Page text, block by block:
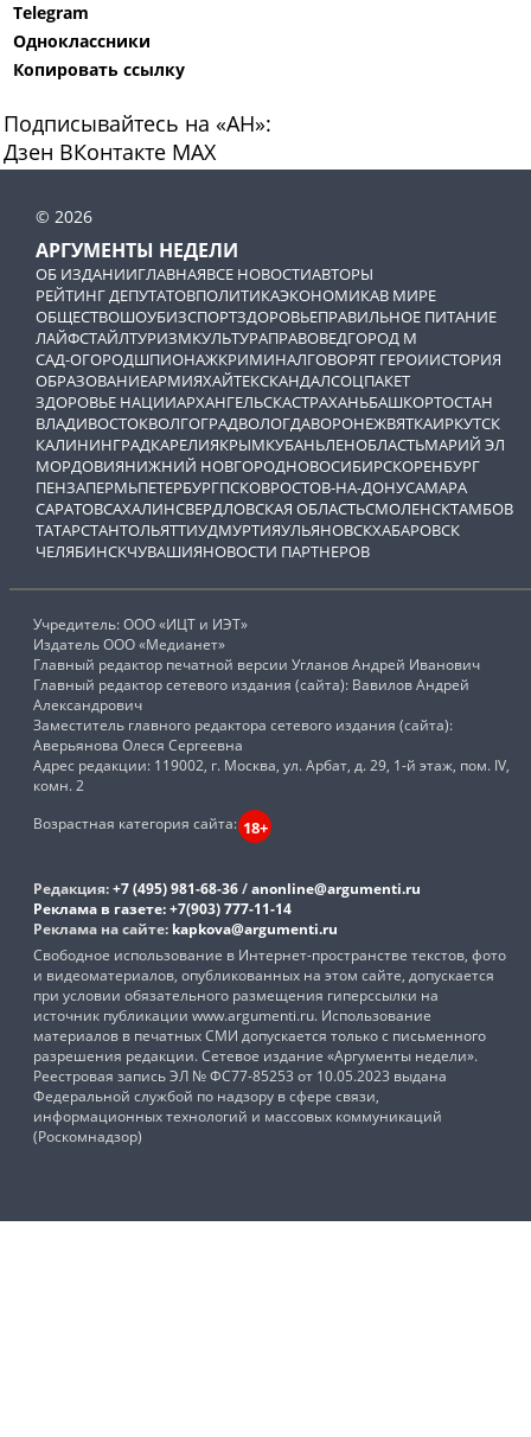
Telegram
Одноклассники
Копировать ссылку
Подписывайтесь на «АН»:
Дзен ВКонтакте МАХ
© 2026
АРГУМЕНТЫ НЕДЕЛИ
ОБ ИЗДАНИИГЛАВНАЯВСЕ НОВОСТИАВТОРЫ
РЕЙТИНГ ДЕПУТАТОВПОЛИТИКАЭКОНОМИКАВ МИРЕ
ОБЩЕСТВОШОУБИЗСПОРТЗДОРОВЬЕПРАВИЛЬНОЕ ПИТАНИЕ
ЛАЙФСТАЙЛТУРИЗМКУЛЬТУРАПРАВОВЕДГОРОД М
САД-ОГОРОДШПИОНАЖКРИМИНАЛГОВОРЯТ ГЕРОИИСТОРИЯ
ОБРАЗОВАНИЕАРМИЯХАЙТЕКСКАНДАЛСОЦПАКЕТ
ЗДОРОВЬЕ НАЦИИАРХАНГЕЛЬСКАСТРАХАНЬБАШКОРТОСТАН
ВЛАДИВОСТОКВОЛГОГРАДВОЛОГДАВОРОНЕЖВЯТКАИРКУТСК
КАЛИНИНГРАДКАРЕЛИЯКРЫМКУБАНЬЛЕНОБЛАСТЬМАРИЙ ЭЛ
МОРДОВИЯНИЖНИЙ НОВГОРОДНОВОСИБИРСКОРЕНБУРГ
ПЕНЗАПЕРМЬПЕТЕРБУРГПСКОВРОСТОВ-НА-ДОНУСАМАРА
САРАТОВСАХАЛИНСВЕРДЛОВСКАЯ ОБЛАСТЬСМОЛЕНСКТАМБОВ
ТАТАРСТАНТОЛЬЯТТИУДМУРТИЯУЛЬЯНОВСКХАБАРОВСК
ЧЕЛЯБИНСКЧУВАШИЯНОВОСТИ ПАРТНЕРОВ
Учредитель: ООО «ИЦТ и ИЭТ»
Издатель ООО «Медианет»
Главный редактор печатной версии Угланов Андрей Иванович
Главный редактор сетевого издания (сайта): Вавилов Андрей
Александрович
Заместитель главного редактора сетевого издания (сайта):
Аверьянова Олеся Сергеевна
Адрес редакции: 119002, г. Москва, ул. Арбат, д. 29, 1-й этаж, пом. IV,
комн. 2
Возрастная категория сайта: 18+
Редакция:+7 (495) 981-68-36/anonline@argumenti.ru
Реклама в газете:+7(903) 777-11-14
Реклама на сайте: kapkova@argumenti.ru
Свободное использование в Интернет-пространстве текстов, фото
и видеоматериалов, опубликованных на этом сайте, допускается
при условии обязательного размещения гиперссылки на
источник публикации www.argumenti.ru. Использование
материалов в печатных СМИ допускается только с письменного
разрешения редакции. Сетевое издание «Аргументы недели».
Реестровая запись ЭЛ № ФС77-85253 от 10.05.2023 выдана
Федеральной службой по надзору в сфере связи,
информационных технологий и массовых коммуникаций
(Роскомнадзор)